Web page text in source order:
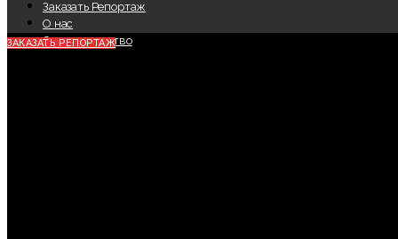
Заказать Репортаж
О нас
Сотрудничество
ЗАКАЗАТЬ РЕПОРТАЖ